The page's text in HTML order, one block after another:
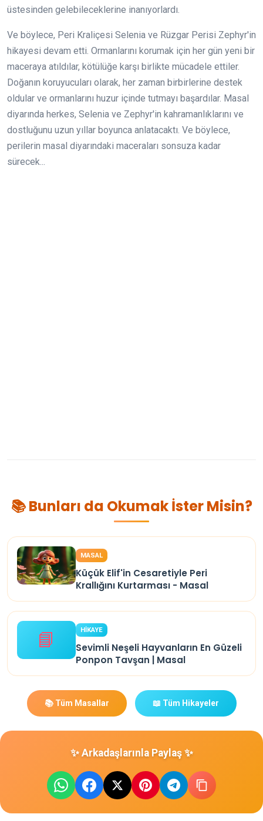
üstesinden gelebileceklerine inanıyorlardı.
Ve böylece, Peri Kraliçesi Selenia ve Rüzgar Perisi Zephyr'in
hikayesi devam etti. Ormanlarını korumak için her gün yeni bir
maceraya atıldılar, kötülüğe karşı birlikte mücadele ettiler.
Doğanın koruyucuları olarak, her zaman birbirlerine destek
oldular ve ormanlarını huzur içinde tutmayı başardılar. Masal
diyarında herkes, Selenia ve Zephyr'in kahramanlıklarını ve
dostluğunu uzun yıllar boyunca anlatacaktı. Ve böylece,
perilerin masal diyarındaki maceraları sonsuza kadar
sürecek...
📚 Bunları da Okumak İster Misin?
MASAL
Küçük Elif'in Cesaretiyle Peri
Krallığını Kurtarması - Masal
📘 HİKAYE
Sevimli Neşeli Hayvanların En Güzeli
Ponpon Tavşan | Masal
📚 Tüm Masallar 📖 Tüm Hikayeler
✨ Arkadaşlarınla Paylaş ✨